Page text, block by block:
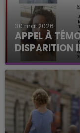
30 mai 2026
APPEL À
DISPARITION